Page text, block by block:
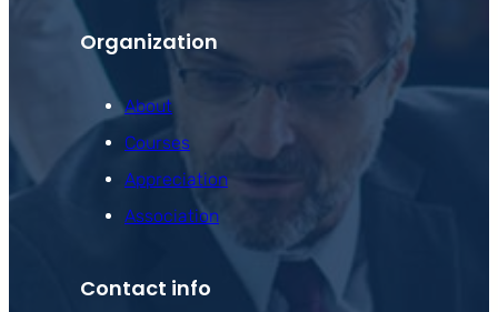
Organization
About
Courses
Appreciation
Association
Contact info